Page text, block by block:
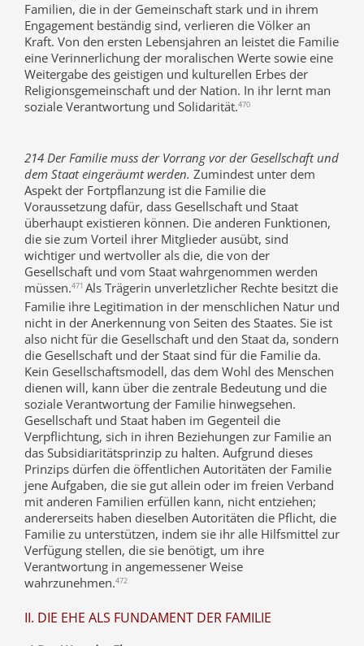
Familien, die in der Gemeinschaft stark und in ihrem
Engagement beständig sind, verlieren die Völker an
Kraft. Von den ersten Lebensjahren an leistet die Familie
eine Verinnerlichung der moralischen Werte sowie eine
Weitergabe des geistigen und kulturellen Erbes der
Religionsgemeinschaft und der Nation. In ihr lernt man
soziale Verantwortung und Solidarität.470
214 Der Familie muss der Vorrang vor der Gesellschaft und
dem Staat eingeräumt werden. Zumindest unter dem
Aspekt der Fortpflanzung ist die Familie die
Voraussetzung dafür, dass Gesellschaft und Staat
überhaupt existieren können. Die anderen Funktionen,
die sie zum Vorteil ihrer Mitglieder ausübt, sind
wichtiger und wertvoller als die, die von der
Gesellschaft und vom Staat wahrgenommen werden
müssen.471 Als Trägerin unverletzlicher Rechte besitzt die
Familie ihre Legitimation in der menschlichen Natur und
nicht in der Anerkennung von Seiten des Staates. Sie ist
also nicht für die Gesellschaft und den Staat da, sondern
die Gesellschaft und der Staat sind für die Familie da.
Kein Gesellschaftsmodell, das dem Wohl des Menschen
dienen will, kann über die zentrale Bedeutung und die
soziale Verantwortung der Familie hinwegsehen.
Gesellschaft und Staat haben im Gegenteil die
Verpflichtung, sich in ihren Beziehungen zur Familie an
das Subsidiaritätsprinzip zu halten. Aufgrund dieses
Prinzips dürfen die öffentlichen Autoritäten der Familie
jene Aufgaben, die sie gut allein oder im freien Verband
mit anderen Familien erfüllen kann, nicht entziehen;
andererseits haben dieselben Autoritäten die Pflicht, die
Familie zu unterstützen, indem sie ihr alle Hilfsmittel zur
Verfügung stellen, die sie benötigt, um ihre
Verantwortung in angemessener Weise
wahrzunehmen.472
II. DIE EHE ALS FUNDAMENT DER FAMILIE